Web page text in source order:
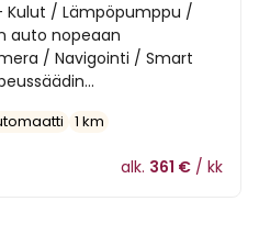
Kulut / Lämpöpumppu /
auto nopeaan
/ Navigointi / Smart
1 km
alk. 361 € / kk